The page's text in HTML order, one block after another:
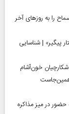
سامانه سماح را به روز‌های آخر
پیگیر» | شناسایی
همین‌جاست
در میز مذاکره